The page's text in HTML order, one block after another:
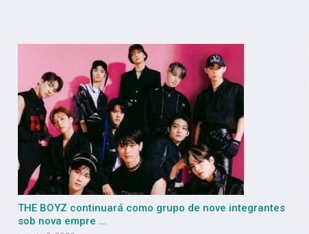
THE BOYZ continuará como grupo de nove integrantes
sob nova empre ...